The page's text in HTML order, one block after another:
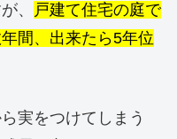
、
戸建て住宅の庭で
間、出来たら5年位
実をつけてしまう